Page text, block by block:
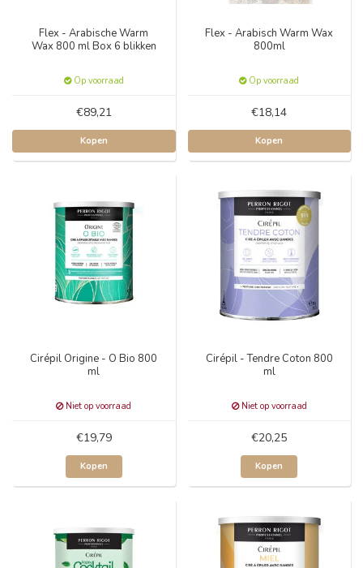
Flex - Arabische Warm
Wax 800 ml Box 6 blikken
Op voorraad
€89,21
Kopen
Flex - Arabisch Warm Wax
800ml
Op voorraad
€18,14
Kopen
Cirépil Origine - O Bio 800
ml
Niet op voorraad
€19,79
Kopen
Cirépil - Tendre Coton 800
ml
Niet op voorraad
€20,25
Kopen